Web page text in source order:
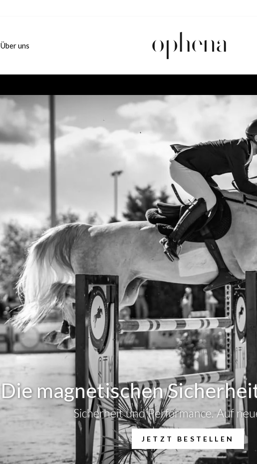
Über uns Ophena
Pause
Diashow
Die magnetischen
Sicherheit und Performance. Auf
JETZT BESTELLEN